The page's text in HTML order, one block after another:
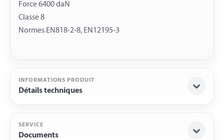
Force 6400 daN
Classe 8
INFORMATIONS PRODUIT
Détails techniques
SERVICE
Documents